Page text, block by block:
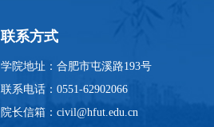
联系方式
学院地址：合肥市屯溪路193号
联系电话：0551-62902066
院长信箱：civil@hfut.edu.cn